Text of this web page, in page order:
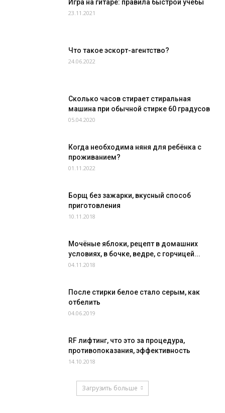
Игра на гитаре: правила быстрой учёбы
23.11.2021
Что такое эскорт-агентство?
24.06.2022
Сколько часов стирает стиральная
машина при обычной стирке 60 градусов
05.04.2020
Когда необходима няня для ребёнка с
проживанием?
01.11.2022
Борщ без зажарки, вкусный способ
приготовления
10.11.2018
Мочёные яблоки, рецепт в домашних
условиях, в бочке, ведре, с горчицей...
04.11.2018
После стирки белое стало серым, как
отбелить
04.06.2019
RF лифтинг, что это за процедура,
противопоказания, эффективность
14.10.2018
Загрузить больше